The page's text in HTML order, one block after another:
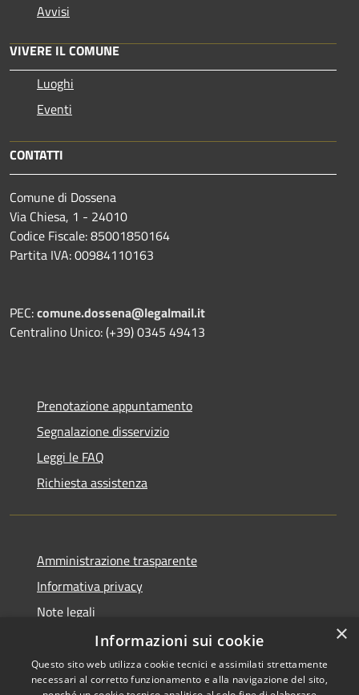
Avvisi
VIVERE IL COMUNE
Luoghi
Eventi
CONTATTI
Comune di Dossena
Via Chiesa, 1 - 24010
Codice Fiscale: 85001850164
Partita IVA: 00984110163
PEC:comune.dossena@legalmail.it
Centralino Unico: (+39) 0345 49413
Prenotazione appuntamento
Segnalazione disservizio
Leggi le FAQ
Richiesta assistenza
Amministrazione trasparente
Informativa privacy
Note legali
Dichiarazione di accessibilità
×
Informazioni sui cookie
Questo sito web utilizza cookie tecnici e assimilati strettamente
necessari al corretto funzionamento e alla navigazione del sito,